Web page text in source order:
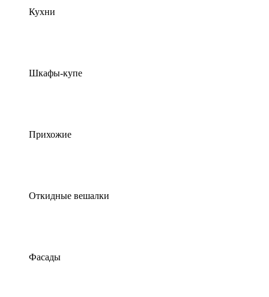
Кухни
Шкафы-купе
Прихожие
Откидные вешалки
Фасады